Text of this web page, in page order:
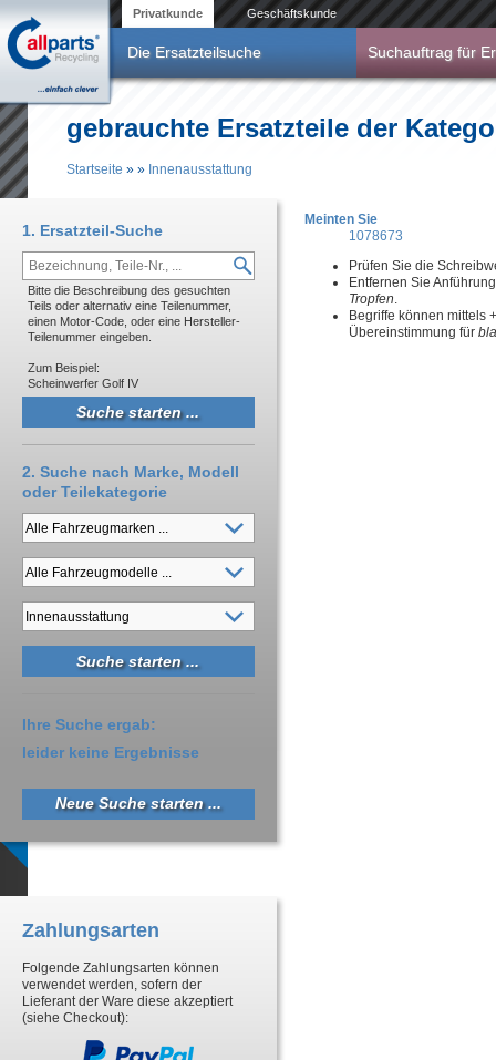
Privatkunde Geschäftskunde
Die Ersatzteilsuche Suchauftrag für
gebrauchte Ersatzteile der
Startseite » » Innenausstattung
Meinten Sie
1078673
Prüfen Sie die
Entfernen Sie
Tropfen.
Begriffe können mittels
Übereinstimmung für
1. Ersatzteil-Suche
Bitte die Beschreibung des gesuchten
Teils oder alternativ eine Teilenummer,
einen Motor-Code, oder eine Hersteller-
Teilenummer eingeben.
Zum Beispiel:
Scheinwerfer Golf IV
2. Suche nach Marke, Modell
oder Teilekategorie
Ihre Suche ergab:
leider keine Ergebnisse
Neue Suche starten ...
Zahlungsarten
Folgende Zahlungsarten können
verwendet werden, sofern der
Lieferant der Ware diese akzeptiert
(siehe Checkout):